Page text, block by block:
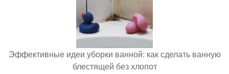
Эффективные идеи уборки ванной: как сделать ванную
блестящей без хлопот